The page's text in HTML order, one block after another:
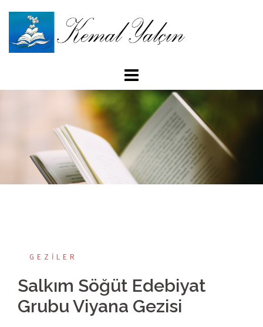
GEZILER
Salkım Söğüt Edebiyat
Grubu Viyana Gezisi